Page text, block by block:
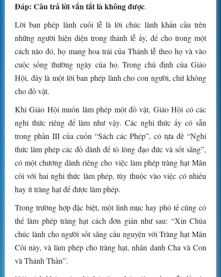
Đáp: Câu trả lời vắn tắt là không được.
Lời ban phép lành cuối lễ là lời chúc lành khẩn cầu trên
những người hiện diện trong thánh lễ ấy, để cho trong một
cách nào đó, họ mang hoa trái của Thánh lễ theo họ và vào
cuộc sống thường ngày của họ. Trong chủ định của Giáo
Hội, đây là một lời ban phép lành cho con người, chứ không
cho đồ vật.
Khi Giáo Hội muốn làm phép một đồ vật, Giáo Hội có các
nghi thức riêng để làm như vậy. Các nghi thức ấy có sẵn
trong phần III của cuốn “Sách các Phép”, có tựa đề “Nghi
thức làm phép các đồ dành để tỏ lòng đạo đức và sốt sắng”,
có một chương dành riêng cho việc làm phép tràng hạt Mân
côi với hai nghi thức làm phép, tùy thuộc vào việc có nhiều
hay ít tràng hạt để được làm phép.
Trong trường hợp đặc biệt, một linh mục hay phó tế cũng có
thể làm phép tràng hạt cách đơn giản như sau: “Xin Chúa
chúc lành cho người sốt sắng cầu nguyện với Tràng hạt Mân
Côi này, và làm phép cho tràng hạt, nhân danh Cha và Con
và Thánh Thần”.